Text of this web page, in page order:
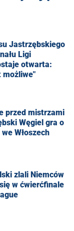
Jastrzębskiego
Ligi
otwarta:
możliwe"
przed mistrzami
Węgiel gra o
Włoszech
zlali Niemców
w ćwierćfinale